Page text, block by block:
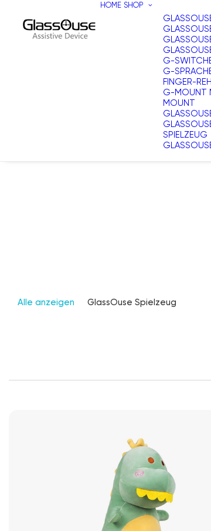
HOME SHOP
G-
G-
FINGER-
G-MOUNT
MOUNT
SPIELZEUG
Alle anzeigen GlassOuse Spielzeug